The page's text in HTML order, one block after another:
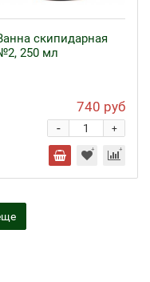
скипидарная
250 мл
740 руб
+
-